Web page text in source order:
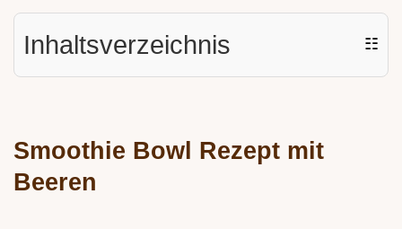
Inhaltsverzeichnis ☷
Smoothie Bowl Rezept mit
Beeren